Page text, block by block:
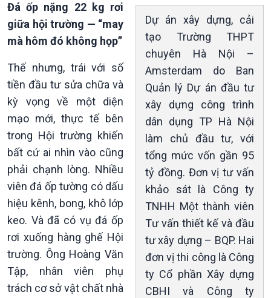
Giới thiệu
Thời sự
Thời sự 6h
Thời sự 12h
Thời sự 18h
Thời sự 21h30
Bản tin
Chuyên mục
Theo dòng Thời sự
Dự án xây dựng, cải
tạo Trường THPT
chuyên Hà Nội –
Amsterdam do Ban
Quản lý Dự án đầu tư
xây dựng công trình
dân dụng TP Hà Nội
làm chủ đầu tư, với
tổng mức vốn gần 95
tỷ đồng. Đơn vị tư vấn
khảo sát là Công ty
TNHH Một thành viên
Tư vấn thiết kế và đầu
tư xây dựng – BQP. Hai
đơn vị thi công là Công
ty Cổ phần Xây dựng
CBHI và Công ty
Đá ốp nặng 22 kg rơi
giữa hội trường — “may
mà hôm đó không họp”
Thế nhưng, trái với số
tiền đầu tư sửa chữa và
kỳ vọng về một diện
mạo mới, thực tế bên
trong Hội trường khiến
bất cứ ai nhìn vào cũng
phải chạnh lòng. Nhiều
viên đá ốp tường có dấu
hiệu kênh, bong, khô lớp
keo. Và đã có vụ đá ốp
rơi xuống hàng ghế Hội
trường. Ông Hoàng Văn
Tập, nhân viên phụ
trách cơ sở vật chất nhà